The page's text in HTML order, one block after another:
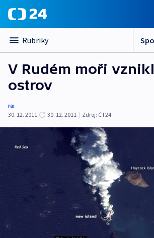
Rubriky
V Rudém moři
ostrov
rai
30. 12. 2011
30. 12. 2011 | Zdroj: ČT24